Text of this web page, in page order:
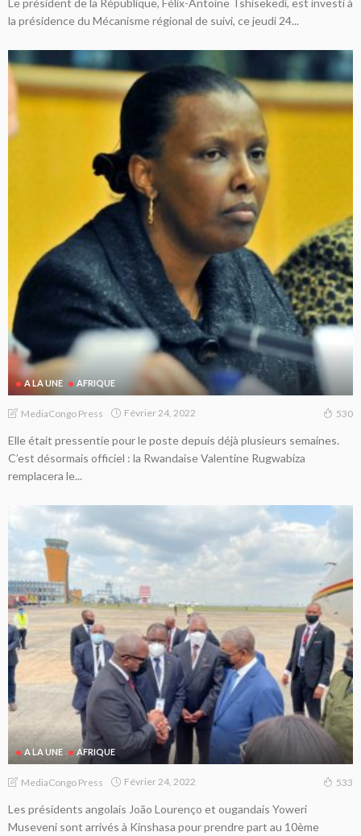
la présidence du Mécanisme régional de suivi, ce jeudi 24...
A LA UNE AFRIQUE
MediaCongo Press Février 24, 2022 530
Elle était pressentie pour le poste depuis déjà plusieurs semaines.
C’est désormais officiel : la Rwandaise Valentine Rugwabiza
remplacera le...
A LA UNE AFRIQUE
MediaCongo Press Février 24, 2022 533
Les présidents angolais João Lourenço et ougandais Yoweri
Museveni sont arrivés à Kinshasa pour prendre part au 10ème